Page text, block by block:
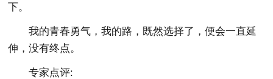
下。
我的青春勇气，我的路，既然选择了，便会一直延
伸，没有终点。
专家点评: